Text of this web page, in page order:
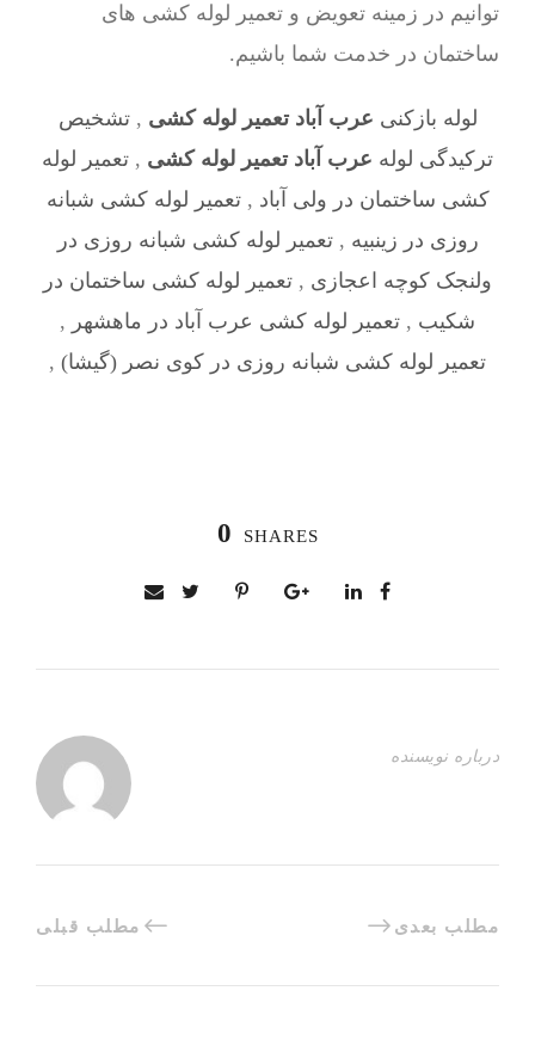
توانیم در زمینه تعویض و تعمیر لوله کشی های
ساختمان در خدمت شما باشیم.
لوله بازکنی عرب‌ آباد تعمیر لوله کشی ,تشخیص
ترکیدگی لوله عرب‌ آباد تعمیر لوله کشی , تعمیر لوله
کشی ساختمان در ولی آباد ,تعمیر لوله کشی شبانه
روزی در زینبیه ,تعمیر لوله کشی شبانه روزی در
ولنجک کوچه اعجازی , تعمیر لوله کشی ساختمان در
شکیب , تعمیر لوله کشی عرب‌ آباد در ماهشهر ,
تعمیر لوله کشی شبانه روزی در کوی نصر (گیشا) ,
0 SHARES
درباره نویسنده
مطلب قبلی مطلب بعدی